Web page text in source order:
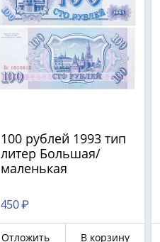
100 рублей 1993 тип
литер Большая/
маленькая
450 ₽
Отложить В корзину